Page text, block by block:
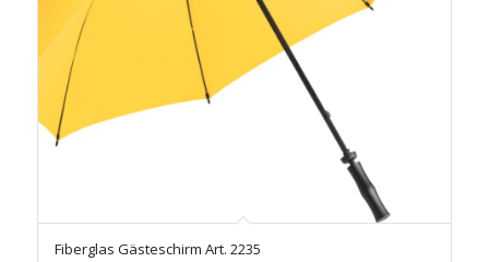
Fiberglas Gästeschirm Art. 2235